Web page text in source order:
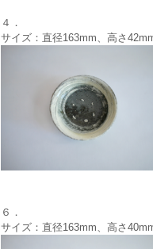
４．
サイズ：直径163mm、高さ
６．
サイズ：直径163mm、高さ